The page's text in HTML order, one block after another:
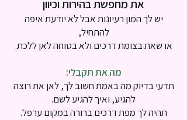
את מחפשת בהירות וכיוון
יש לך המון רעיונות אבל לא יודעת איפה
להתחיל,
או שאת בצומת דרכים ולא בטוחה לאן ללכת.
מה את תקבלי:
תדעי בדיוק מה באמת חשוב לך, לאן את רוצה
להגיע, ואיך להגיע לשם.
תהיה לך מפת דרכים ברורה במקום ערפל.